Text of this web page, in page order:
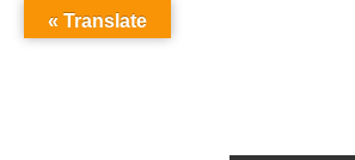
Translate »